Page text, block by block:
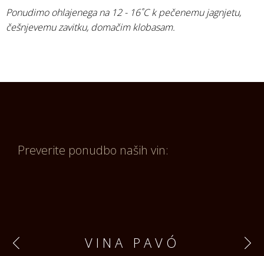
Ponudimo ohlajenega na 12 - 16˚C k pečenemu jagnjetu,
češnjevemu zavitku, domačim klobasam.
Preverite ponudbo ​naših vin:
VINA PAVÓ